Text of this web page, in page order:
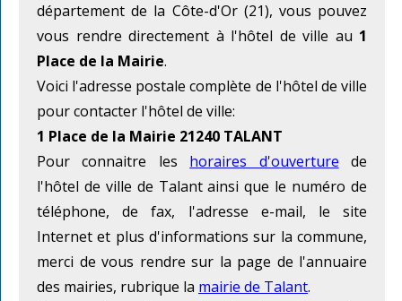
département de la Côte-d'Or (21), vous pouvez
vous rendre directement à l'hôtel de ville au 1
Place de la Mairie.
Voici l'adresse postale complète de l'hôtel de ville
pour contacter l'hôtel de ville:
1 Place de la Mairie 21240 TALANT
Pour connaitre les horaires d'ouverture de
l'hôtel de ville de Talant ainsi que le numéro de
téléphone, de fax, l'adresse e-mail, le site
Internet et plus d'informations sur la commune,
merci de vous rendre sur la page de l'annuaire
des mairies, rubrique la mairie de Talant.